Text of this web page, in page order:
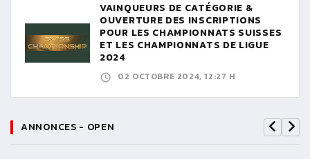
VAINQUEURS DE CATÉGORIE &
OUVERTURE DES INSCRIPTIONS
POUR LES CHAMPIONNATS SUISSES
ET LES CHAMPIONNATS DE LIGUE
2024
02 OCTOBRE 2024, 12:27 H
ANNONCES - OPEN